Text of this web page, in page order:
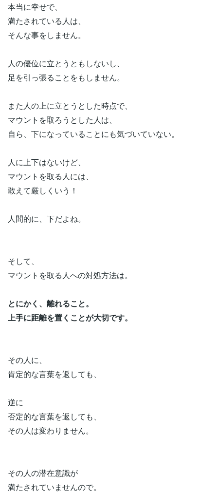
本当に幸せで、
満たされている人は、
そんな事をしません。
人の優位に立とうともしないし、
足を引っ張ることをもしません。
また人の上に立とうとした時点で、
マウントを取ろうとした人は、
自ら、下になっていることにも気づいていない。
人に上下はないけど、
マウントを取る人には、
敢えて厳しくいう！
人間的に、下だよね。
そして、
マウントを取る人への対処方法は。
とにかく、離れること。
上手に距離を置くことが大切です。
その人に、
肯定的な言葉を返しても、
逆に
否定的な言葉を返しても、
その人は変わりません。
その人の潜在意識が
満たされていませんので。